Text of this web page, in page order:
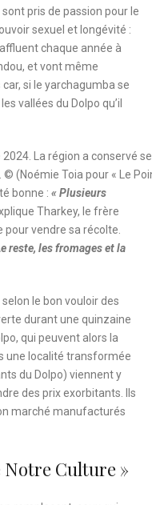
pris de passion pour le
sexuel et longévité :
chaque année à
et vont même
si le yarchagumba se
vallées du Dolpo qu’il
La région a conservé
© (Noémie Toia pour « Le
bonne : « Plusieurs
Tharkey, le frère
pour vendre sa récolte.
reste, les fromages et la
le bon vouloir des
durant une quinzaine
qui peuvent alors la
une localité transformée
du Dolpo) viennent y
des prix exorbitants. Ils
marché manufacturés
Notre Culture »